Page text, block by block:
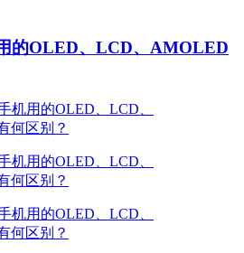
的OLED、LCD、AMOLED